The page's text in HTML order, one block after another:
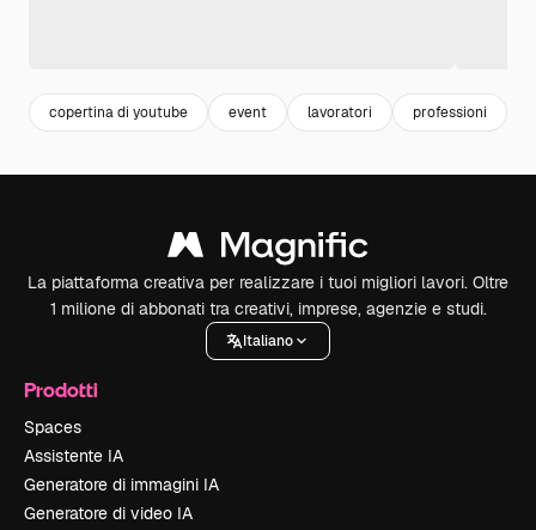
copertina di youtube event lavoratori professioni
La piattaforma creativa per realizzare i tuoi migliori lavori. Oltre
1 milione di abbonati tra creativi, imprese, agenzie e studi.
Italiano
Prodotti
Spaces
Assistente IA
Generatore di immagini IA
Generatore di video IA